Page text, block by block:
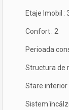
Etaje Imobil :
Confort: 2
Perioada
Structura de
Stare interior
Sistem